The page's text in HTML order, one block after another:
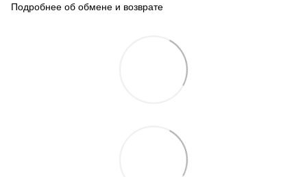
Подробнее об обмене и возврате